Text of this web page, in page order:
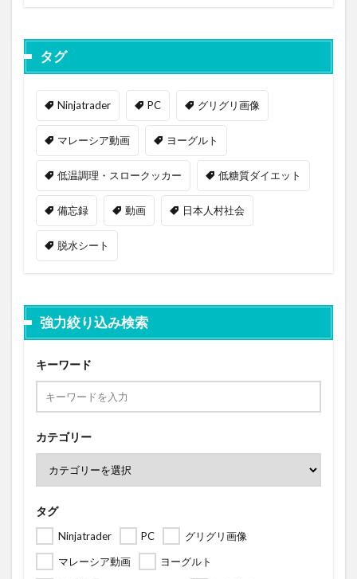
タグ
Ninjatrader PC グリグリ画像
マレーシア動画 ヨーグルト
低温調理・スロークッカー 低糖質ダイエット
備忘録 動画 日本人村社会
脱水シート
強力絞り込み検索
キーワード
カテゴリー
タグ
Ninjatrader PC
グリグリ画像
マレーシア動画
ヨーグルト